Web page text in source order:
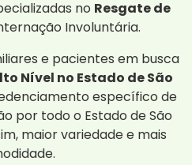
no Resgate de
Involuntária.
e pacientes em busca
Nível no Estado de São
específico de
por todo o Estado de São
maior variedade e mais